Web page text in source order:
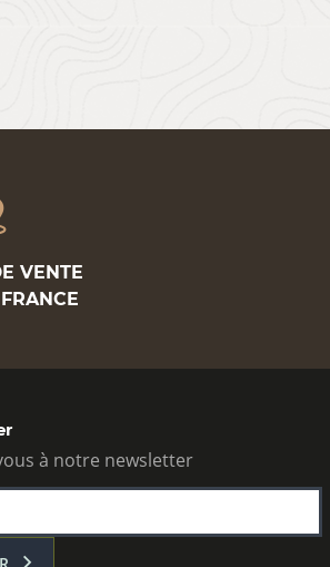
VENTE
à notre newsletter